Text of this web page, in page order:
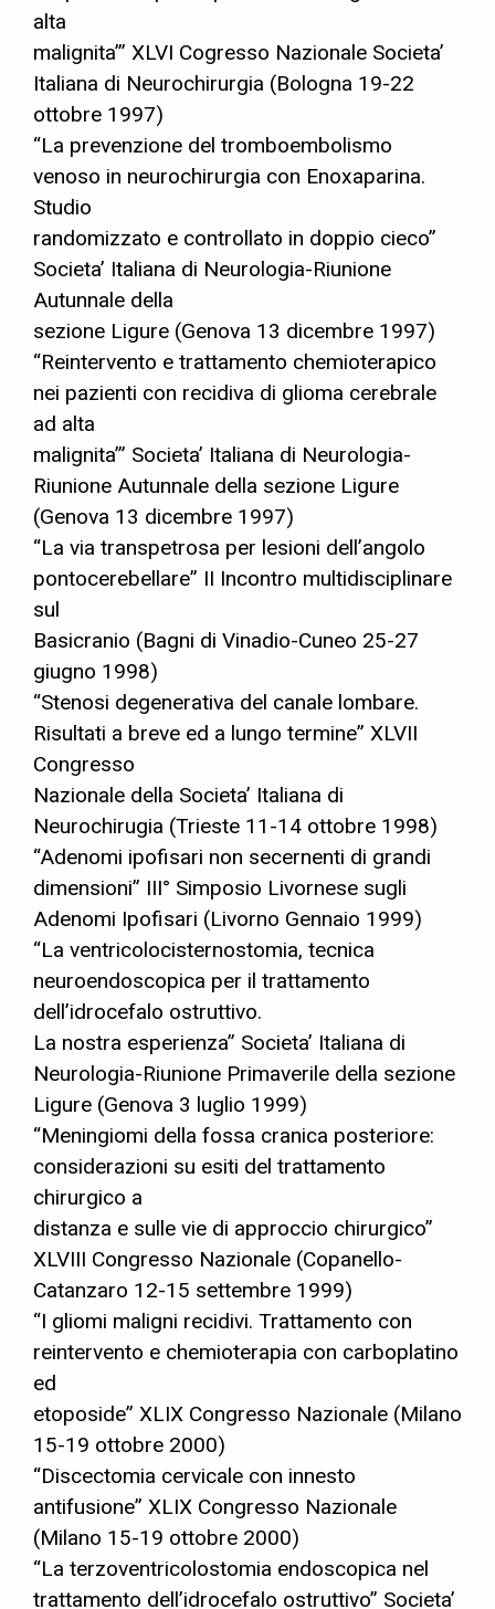
alta
malignita’” XLVI Cogresso Nazionale Societa’
Italiana di Neurochirurgia (Bologna 19-22
ottobre 1997)
“La prevenzione del tromboembolismo
venoso in neurochirurgia con Enoxaparina.
Studio
randomizzato e controllato in doppio cieco”
Societa’ Italiana di Neurologia-Riunione
Autunnale della
sezione Ligure (Genova 13 dicembre 1997)
“Reintervento e trattamento chemioterapico
nei pazienti con recidiva di glioma cerebrale
ad alta
malignita’” Societa’ Italiana di Neurologia-
Riunione Autunnale della sezione Ligure
(Genova 13 dicembre 1997)
“La via transpetrosa per lesioni dell’angolo
pontocerebellare” II Incontro multidisciplinare
sul
Basicranio (Bagni di Vinadio-Cuneo 25-27
giugno 1998)
“Stenosi degenerativa del canale lombare.
Risultati a breve ed a lungo termine” XLVII
Congresso
Nazionale della Societa’ Italiana di
Neurochirugia (Trieste 11-14 ottobre 1998)
“Adenomi ipofisari non secernenti di grandi
dimensioni” III° Simposio Livornese sugli
Adenomi Ipofisari (Livorno Gennaio 1999)
“La ventricolocisternostomia, tecnica
neuroendoscopica per il trattamento
dell’idrocefalo ostruttivo.
La nostra esperienza” Societa’ Italiana di
Neurologia-Riunione Primaverile della sezione
Ligure (Genova 3 luglio 1999)
“Meningiomi della fossa cranica posteriore:
considerazioni su esiti del trattamento
chirurgico a
distanza e sulle vie di approccio chirurgico”
XLVIII Congresso Nazionale (Copanello-
Catanzaro 12-15 settembre 1999)
“I gliomi maligni recidivi. Trattamento con
reintervento e chemioterapia con carboplatino
ed
etoposide” XLIX Congresso Nazionale (Milano
15-19 ottobre 2000)
“Discectomia cervicale con innesto
antifusione” XLIX Congresso Nazionale
(Milano 15-19 ottobre 2000)
“La terzoventricolostomia endoscopica nel
trattamento dell’idrocefalo ostruttivo” Societa’